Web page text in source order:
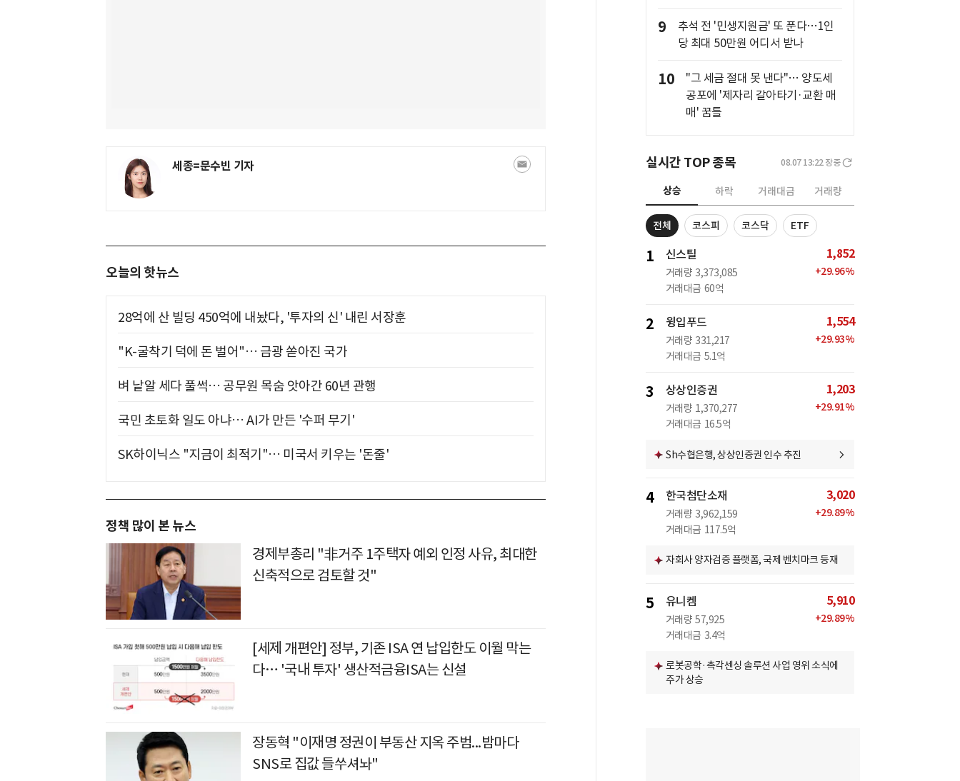
세종=문수빈 기자
오늘의 핫뉴스
28억에 산 빌딩 450억에 내놨다, '투자의 신' 내린 서장훈
"K-굴착기 덕에 돈 벌어"… 금광 쏟아진 국가
벼 낱알 세다 풀썩… 공무원 목숨 앗아간 60년 관행
국민 초토화 일도 아냐… AI가 만든 '수퍼 무기'
SK하이닉스 "지금이 최적기"… 미국서 키우는 '돈줄'
정책 많이 본 뉴스
경제부총리 "非거주 1주택자 예외 인정 사유, 최대한
신축적으로 검토할 것"
[세제 개편안] 정부, 기존 ISA 연 납입한도 이월 막는
다… '국내 투자' 생산적금융ISA는 신설
장동혁 "이재명 정권이 부동산 지옥 주범...밤마다
SNS로 집값 들쑤셔놔"
9
추석 전 '민생지원금' 또 푼다…1인
당 최대 50만원 어디서 받나
10
"그 세금 절대 못 낸다"… 양도세
공포에 '제자리 갈아타기·교환 매
매' 꿈틀
실시간 TOP 종목 08.07 13:22 장중
상승 하락 거래대금 거래량
전체 코스피 코스닥 ETF
1 신스틸
거래량 3,373,085
거래대금 60억
1,852
+29.96%
2 윙입푸드
거래량 331,217
거래대금 5.1억
1,554
+29.93%
3 상상인증권
거래량 1,370,277
거래대금 16.5억
1,203
+29.91%
Sh수협은행, 상상인증권 인수 추진
4 한국첨단소재
거래량 3,962,159
거래대금 117.5억
3,020
+29.89%
자회사 양자검증 플랫폼, 국제 벤치마크 등재
5 유니켐
거래량 57,925
거래대금 3.4억
5,910
+29.89%
로봇공학·촉각센싱 솔루션 사업 영위 소식에
주가 상승